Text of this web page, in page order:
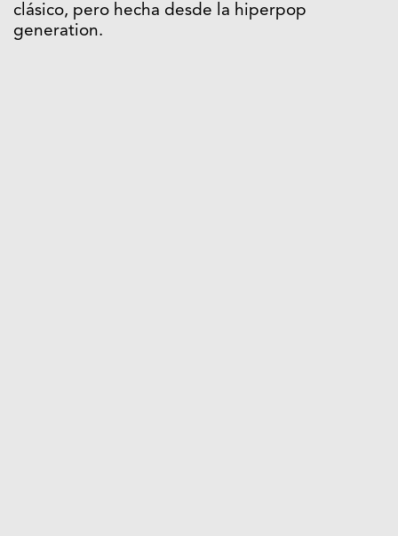
clásico, pero hecha desde la hiperpop
generation.